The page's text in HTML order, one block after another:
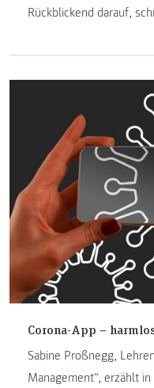
Rückblickend darauf,
Corona-App –
Sabine Proßnegg,
Management“, erzählt